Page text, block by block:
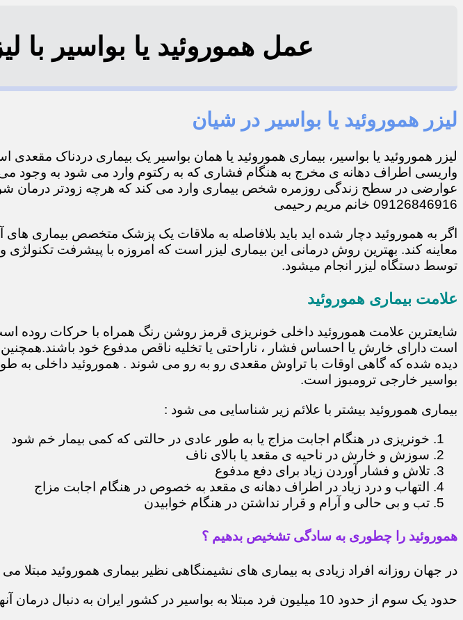
عمل هموروئید یا بواسیر با
لیزر هموروئید یا بواسیر در شیان
لیزر هموروئید یا بواسیر، بیماری هموروئید یا همان بواسیر یک بیماری دردناک
واریسی اطراف دهانه ی مخرج به هنگام فشاری که به رکتوم وارد می شود به وجود
عوارضی در سطح زندگی روزمره شخص بیماری وارد می کند که هرچه زودتر درمان
09126846916 خانم مریم رحیمی
اگر به هموروئید دچار شده اید باید بلافاصله به ملاقات یک پزشک متخصص بیماری های
معاینه کند. بهترین روش درمانی این بیماری لیزر است که امروزه با پیشرفت
توسط دستگاه لیزر انجام میشود.
علامت بیماری هموروئید
شایعترین علامت هموروئید داخلی خونریزی قرمز روشن رنگ همراه با حرکات روده
است دارای خارش یا احساس فشار ، ناراحتی یا تخلیه ناقص مدفوع خود باشند.همچنین
دیده شده که گاهی اوقات با تراوش مقعدی رو به رو می شوند . هموروئید داخلی به
بواسیر خارجی ترومبوز است.
بیماری هموروئید بیشتر با علائم زیر شناسایی می شود :
خونریزی در هنگام اجابت مزاج یا به طور عادی در حالتی که کمی بیمار خم شود
سوزش و خارش در ناحیه ی مقعد یا بالای ناف
تلاش و فشار آوردن زیاد برای دفع مدفوع
التهاب و درد زیاد در اطراف دهانه ی مقعد به خصوص در هنگام اجابت مزاج
تب و بی حالی و آرام و قرار نداشتن در هنگام خوابیدن
هموروئید را چطوری به سادگی تشخیص بدهیم ؟
در جهان روزانه افراد زیادی به بیماری های نشیمنگاهی نظیر بیماری هموروئید مبتلا
حدود یک سوم از حدود 10 میلیون فرد مبتلا به بواسیر در کشور ایران به دنبال درمان آنها هستند.